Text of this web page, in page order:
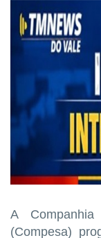
A Companhia
(Compesa)